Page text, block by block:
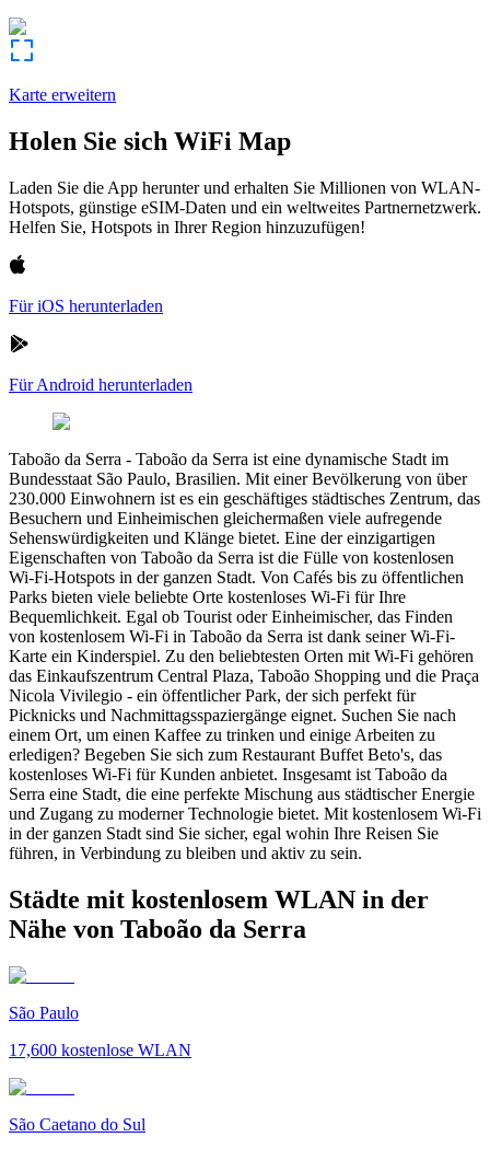
Karte erweitern
Holen Sie sich WiFi Map
Laden Sie die App herunter und erhalten Sie Millionen von WLAN-
Hotspots, günstige eSIM-Daten und ein weltweites Partnernetzwerk.
Helfen Sie, Hotspots in Ihrer Region hinzuzufügen!
Für iOS herunterladen
Für Android herunterladen
Taboão da Serra - Taboão da Serra ist eine dynamische Stadt im
Bundesstaat São Paulo, Brasilien. Mit einer Bevölkerung von über
230.000 Einwohnern ist es ein geschäftiges städtisches Zentrum, das
Besuchern und Einheimischen gleichermaßen viele aufregende
Sehenswürdigkeiten und Klänge bietet. Eine der einzigartigen
Eigenschaften von Taboão da Serra ist die Fülle von kostenlosen
Wi-Fi-Hotspots in der ganzen Stadt. Von Cafés bis zu öffentlichen
Parks bieten viele beliebte Orte kostenloses Wi-Fi für Ihre
Bequemlichkeit. Egal ob Tourist oder Einheimischer, das Finden
von kostenlosem Wi-Fi in Taboão da Serra ist dank seiner Wi-Fi-
Karte ein Kinderspiel. Zu den beliebtesten Orten mit Wi-Fi gehören
das Einkaufszentrum Central Plaza, Taboão Shopping und die Praça
Nicola Vivilegio - ein öffentlicher Park, der sich perfekt für
Picknicks und Nachmittagsspaziergänge eignet. Suchen Sie nach
einem Ort, um einen Kaffee zu trinken und einige Arbeiten zu
erledigen? Begeben Sie sich zum Restaurant Buffet Beto's, das
kostenloses Wi-Fi für Kunden anbietet. Insgesamt ist Taboão da
Serra eine Stadt, die eine perfekte Mischung aus städtischer Energie
und Zugang zu moderner Technologie bietet. Mit kostenlosem Wi-Fi
in der ganzen Stadt sind Sie sicher, egal wohin Ihre Reisen Sie
führen, in Verbindung zu bleiben und aktiv zu sein.
Städte mit kostenlosem WLAN in der
Nähe von Taboão da Serra
São Paulo
17,600 kostenlose WLAN
São Caetano do Sul